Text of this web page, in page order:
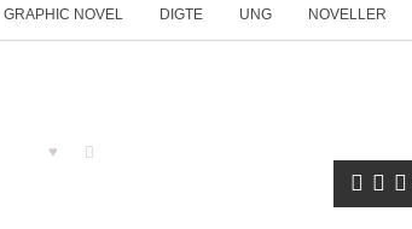
GRAPHIC NOVEL DIGTE UNG NOVELLER